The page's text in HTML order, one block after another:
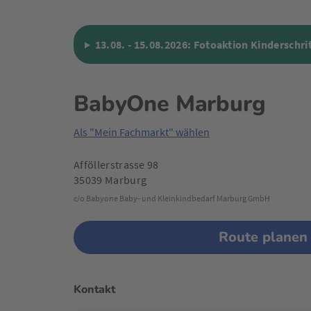
13.08. - 15.08.2026: Fotoaktion
BabyOne Marburg
Als "Mein Fachmarkt" wählen
Afföllerstrasse 98
35039 Marburg
c/o Babyone Baby- und Kleinkindbedarf Marburg GmbH
Route planen
Kontakt